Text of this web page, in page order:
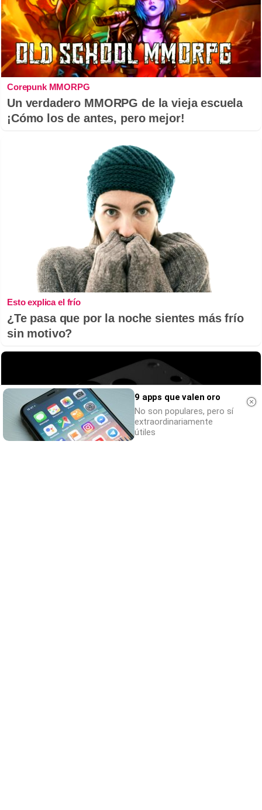
Corepunk MMORPG
Un verdadero MMORPG de la vieja escuela
¡Cómo los de antes, pero mejor!
Esto explica el frío
¿Te pasa que por la noche sientes más frío
sin motivo?
9 apps que valen oro
No son populares, pero sí
extraordinariamente
útiles